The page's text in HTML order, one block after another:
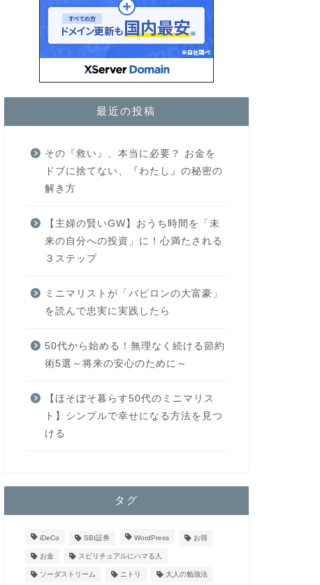
最近の投稿
その『救い』、本当に必要？ お金を
ドブに捨てない、『わたし』の秘密の
解き方
【主婦の賢いGW】おうち時間を「未
来の自分への投資」に！心満たされる
３ステップ
ミニマリストが「バビロンの大富豪」
を読んで忠実に実践したら
50代から始める！無理なく続ける節約
術5選～将来の安心のために～
【ほそぼそ暮らす50代のミニマリス
ト】シンプルで幸せになる方法を見つ
ける
タグ
iDeCo SBI証券 WordPress お得
お金 スピリチュアルにハマる人
ソーダストリーム ニトリ 大人の勉強法